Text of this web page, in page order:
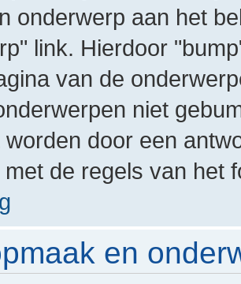
onderwerp aan het
link. Hierdoor
van de
niet
worden door een
de regels van het
en